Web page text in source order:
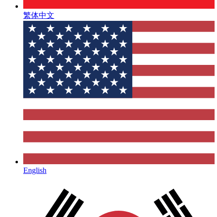
繁体中文
English